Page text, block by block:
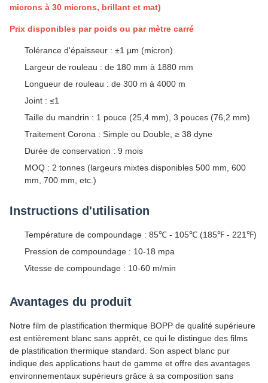
microns à 30 microns, brillant et mat)
Prix disponibles par poids ou par mètre carré
Tolérance d'épaisseur : ±1 µm (micron)
Largeur de rouleau : de 180 mm à 1880 mm
Longueur de rouleau : de 300 m à 4000 m
Joint : ≤1
Taille du mandrin : 1 pouce (25,4 mm), 3 pouces (76,2 mm)
Traitement Corona : Simple ou Double, ≥ 38 dyne
Durée de conservation : 9 mois
MOQ : 2 tonnes (largeurs mixtes disponibles 500 mm, 600
mm, 700 mm, etc.)
Instructions d'utilisation
Température de compoundage : 85℃ - 105℃ (185℉ - 221℉)
Pression de compoundage : 10-18 mpa
Vitesse de compoundage : 10-60 m/min
Avantages du produit
Notre film de plastification thermique BOPP de qualité supérieure
est entièrement blanc sans apprêt, ce qui le distingue des films
de plastification thermique standard. Son aspect blanc pur
indique des applications haut de gamme et offre des avantages
environnementaux supérieurs grâce à sa composition sans